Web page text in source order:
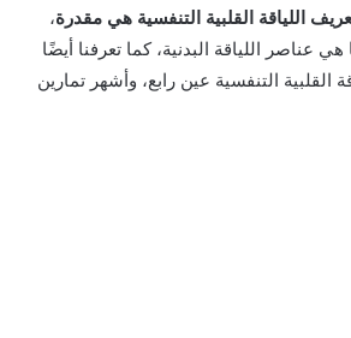
اللياقة القلبية التنفسية هي مقدرة،
عناصر اللياقة البدنية، كما تعرفنا أيضًا
التنفسية عين رابع، وأشهر تمارين